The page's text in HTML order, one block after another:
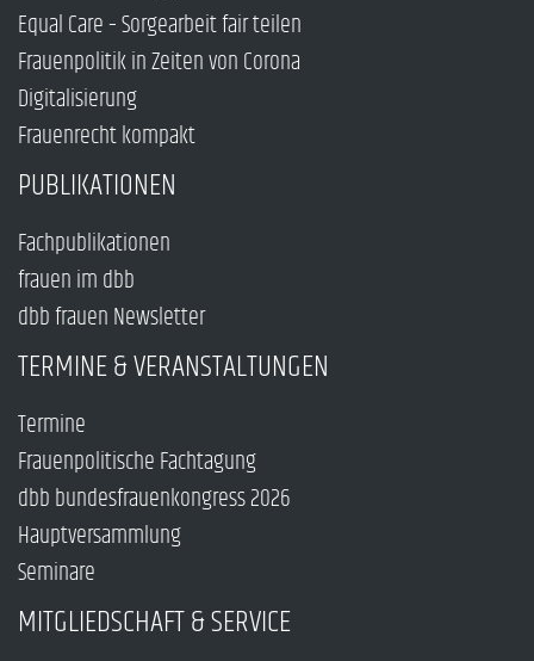
Equal Care – Sorgearbeit fair teilen
Frauenpolitik in Zeiten von Corona
Digitalisierung
Frauenrecht kompakt
PUBLIKATIONEN
Fachpublikationen
frauen im dbb
dbb frauen Newsletter
TERMINE & VERANSTALTUNGEN
Termine
Frauenpolitische Fachtagung
dbb bundesfrauenkongress 2026
Hauptversammlung
Seminare
MITGLIEDSCHAFT & SERVICE